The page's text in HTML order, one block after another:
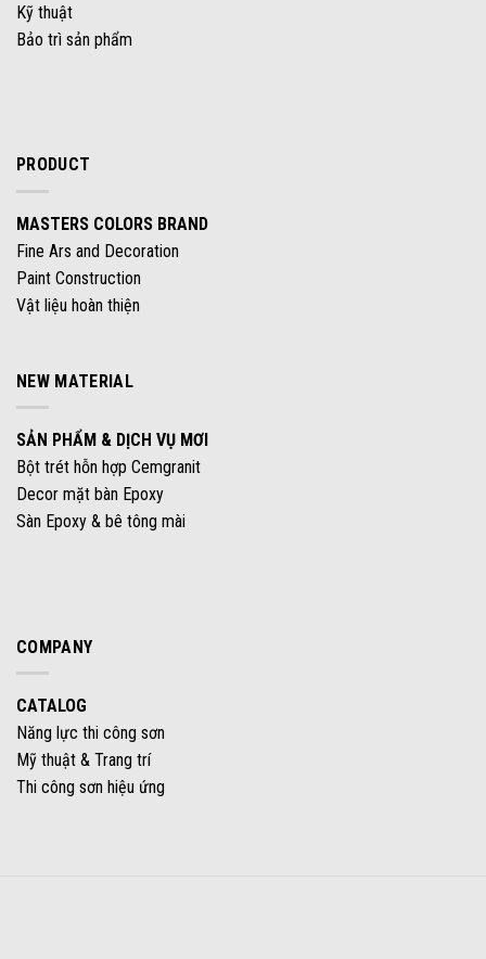
Kỹ thuật
Bảo trì sản phẩm
PRODUCT
MASTERS COLORS BRAND
Fine Ars and Decoration
Paint Construction
Vật liệu hoàn thiện
NEW MATERIAL
SẢN PHẨM & DỊCH VỤ MƠI
Bột trét hỗn hợp Cemgranit
Decor mặt bàn Epoxy
Sàn Epoxy & bê tông mài
COMPANY
CATALOG
Năng lực thi công sơn
Mỹ thuật & Trang trí
Thi công sơn hiệu ứng